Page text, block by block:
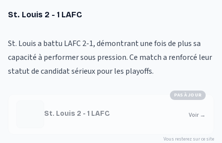
St. Louis 2 - 1 LAFC
St. Louis a battu LAFC 2-1, démontrant une fois de plus sa
capacité à performer sous pression. Ce match a renforcé leur
statut de candidat sérieux pour les playoffs.
PAS À JOUR
St. Louis 2 - 1 LAFC Voir →
Vous resterez sur ce site